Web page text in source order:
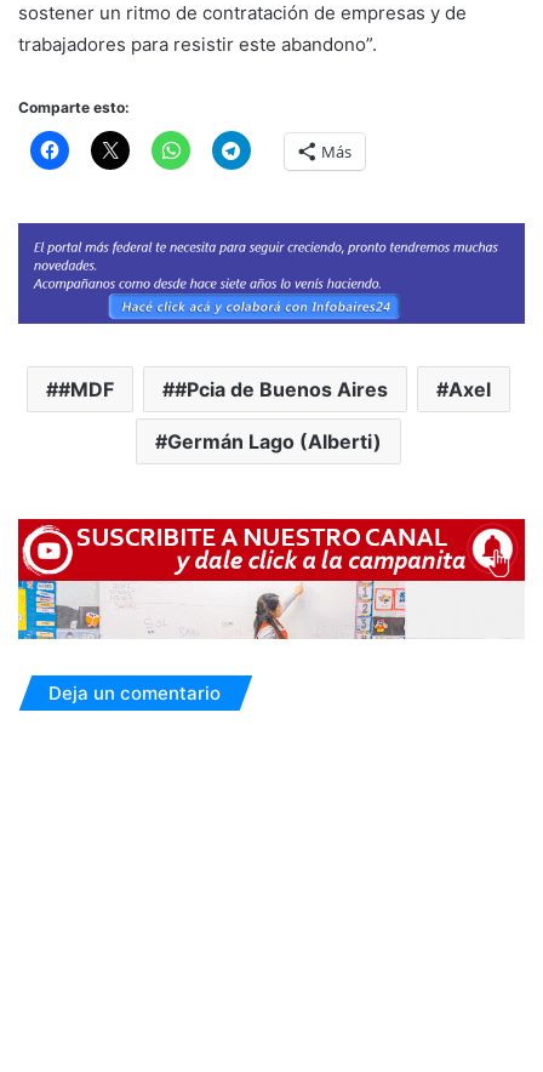
sostener un ritmo de contratación de empresas y de
trabajadores para resistir este abandono”.
Comparte esto:
Más
#MDF #Pcia de Buenos Aires Axel
Germán Lago (Alberti)
Deja un comentario